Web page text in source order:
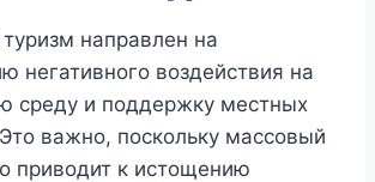
направлен на
негативного воздействия на
среду и поддержку местных
важно, поскольку массовый
приводит к истощению